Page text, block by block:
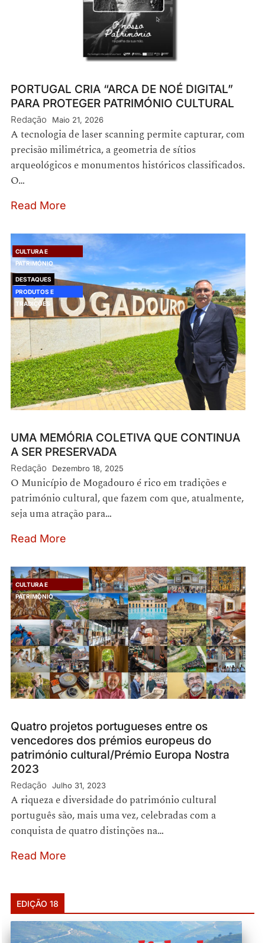
PORTUGAL CRIA “ARCA DE NOÉ DIGITAL”
PARA PROTEGER PATRIMÓNIO CULTURAL
Redação Maio 21, 2026
A tecnologia de laser scanning permite capturar, com
precisão milimétrica, a geometria de sítios
arqueológicos e monumentos históricos classificados.
O…
Read More
CULTURA E
PATRIMÓNIO
DESTAQUES
PRODUTOS E
TRADIÇÕES
UMA MEMÓRIA COLETIVA QUE CONTINUA
A SER PRESERVADA
Redação Dezembro 18, 2025
O Município de Mogadouro é rico em tradições e
património cultural, que fazem com que, atualmente,
seja uma atração para…
Read More
CULTURA E
PATRIMÓNIO
Quatro projetos portugueses entre os
vencedores dos prémios europeus do
património cultural/Prémio Europa Nostra
2023
Redação Julho 31, 2023
A riqueza e diversidade do património cultural
português são, mais uma vez, celebradas com a
conquista de quatro distinções na…
Read More
EDIÇÃO 18